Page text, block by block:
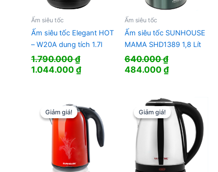
Ấm siêu tốc
Ấm siêu tốc Elegant HOT
– W20A dung tích 1.7l
1.790.000₫
Giá
1.044.000₫Giá
1.044.000 ₫.
Ấm siêu tốc
Ấm siêu tốc SUNHOUSE
MAMA SHD1389 1,8 Lít
640.000₫
Giá
640.000 ₫.
484.000₫Giá
là:
484.000 ₫.
Giảm giá!
Giảm giá! Giảm giá!
Giảm giá!